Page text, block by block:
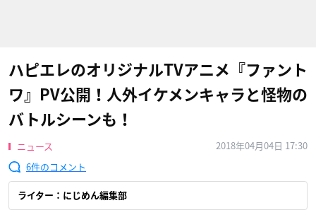
ハピエレのオリジナルTVアニメ『ファント
ワ』PV公開！人外イケメンキャラと怪物の
バトルシーンも！
ニュース
2018年04月04日 17:30
6
ライター：にじめん編集部